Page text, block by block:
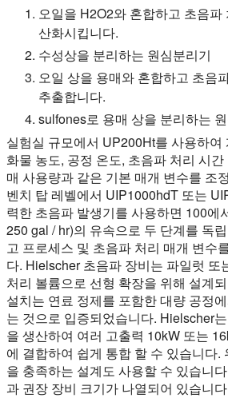
오일을 H2O2와 혼합하고 초음파
산화시킵니다.
수성상을 분리하는 원심분리기
오일 상을 용매와 혼합하고 초음
추출합니다.
sulfones로 용매 상을 분리하는
실험실 규모에서 UP200Ht를 사용하
화물 농도, 공정 온도, 초음파 처리 시
매 사용량과 같은 기본 매개 변수를 조
벤치 탑 레벨에서 UIP1000hdT 또는
력한 초음파 발생기를 사용하면 100에
250 gal / hr)의 유속으로 두 단계를 독
고 프로세스 및 초음파 처리 매개 변수
다. Hielscher 초음파 장비는 파일럿 또
처리 볼륨으로 선형 확장을 위해 설계
설치는 연료 정제를 포함한 대량 공정
는 것으로 입증되었습니다. Hielscher
을 생산하여 여러 고출력 10kW 또는
에 결합하여 쉽게 통합 할 수 있습니다.
을 충족하는 설계도 사용할 수 있습니
과 권장 장비 크기가 나열되어 있습니